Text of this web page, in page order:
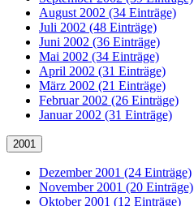
August 2002 (34 Einträge)
Juli 2002 (48 Einträge)
Juni 2002 (36 Einträge)
Mai 2002 (34 Einträge)
April 2002 (31 Einträge)
März 2002 (21 Einträge)
Februar 2002 (26 Einträge)
Januar 2002 (31 Einträge)
2001
Dezember 2001 (24 Einträge)
November 2001 (20 Einträge)
Oktober 2001 (12 Einträge)